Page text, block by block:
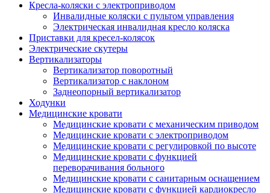
Кресла-коляски с электроприводом
Инвалидные коляски с пультом управления
Электрическая инвалидная кресло коляска
Приставки для кресел-колясок
Электрические скутеры
Вертикализаторы
Вертикализатор поворотный
Вертикализатор с наклоном
Заднеопорный вертикализатор
Ходунки
Медицинские кровати
Медицинские кровати с механическим приводом
Медицинские кровати с электроприводом
Медицинские кровати с регулировкой по высоте
Медицинские кровати с функцией
переворачивания больного
Медицинские кровати с санитарным оснащением
Медицинские кровати с функцией кардиокресло